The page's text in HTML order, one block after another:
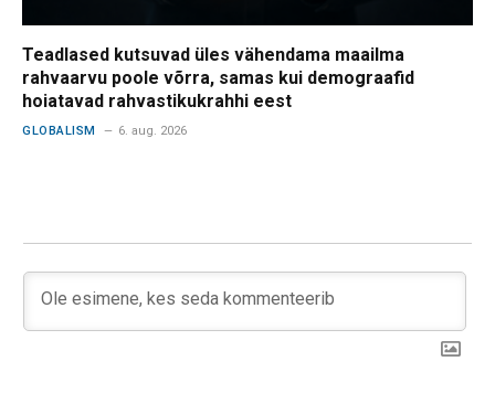
Teadlased kutsuvad üles vähendama maailma
rahvaarvu poole võrra, samas kui demograafid
hoiatavad rahvastikukrahhi eest
GLOBALISM 6. aug. 2026